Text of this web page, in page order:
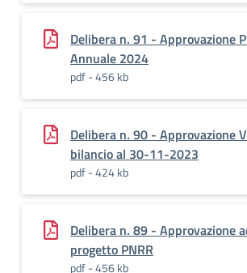
Delibera n. 91 - Approvazione
Annuale 2024
pdf - 456 kb
Delibera n. 90 - Approvazione
bilancio al 30-11-2023
pdf - 424 kb
Delibera n. 89 - Approvazione
progetto PNRR
pdf - 456 kb